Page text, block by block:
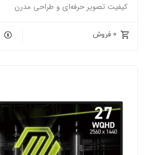
کیفیت تصویر حرفه‌ای و طراحی مدرن
0 فروش